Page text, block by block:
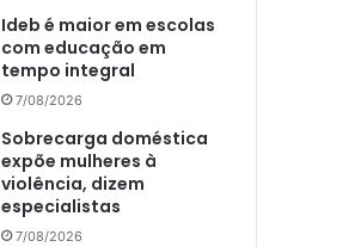
Ideb é maior em escolas
com educação em
tempo integral
7/08/2026
Sobrecarga doméstica
expõe mulheres à
violência, dizem
especialistas
7/08/2026